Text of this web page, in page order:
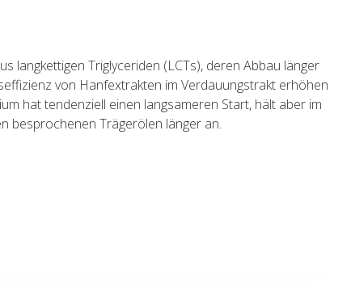
langkettigen Triglyceriden (LCTs), deren Abbau länger
von Hanfextrakten im Verdauungstrakt erhöhen
hat tendenziell einen langsameren Start, hält aber im
besprochenen Trägerölen länger an.